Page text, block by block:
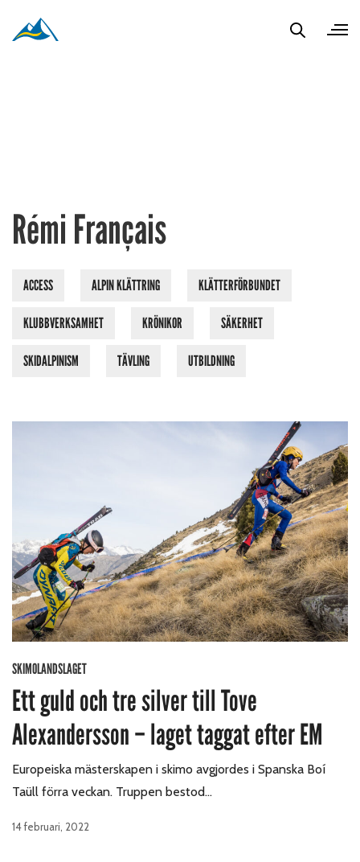
Rémi Français
ACCESS ALPIN KLÄTTRING KLÄTTERFÖRBUNDET
KLUBBVERKSAMHET KRÖNIKOR SÄKERHET
SKIDALPINISM TÄVLING UTBILDNING
SKIMOLANDSLAGET
Ett guld och tre silver till Tove
Alexandersson – laget taggat efter EM
Europeiska mästerskapen i skimo avgjordes i Spanska Boí
Taüll förra veckan. Truppen bestod…
14 februari, 2022